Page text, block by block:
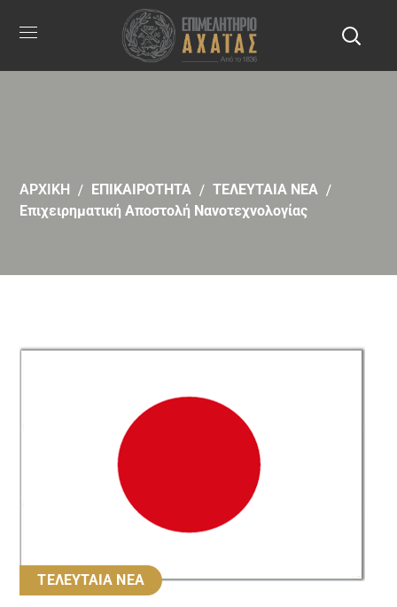
ΑΡΧΙΚΗ ΕΠΙΚΑΙΡΟΤΗΤΑ
ΤΕΛΕΥΤΑΙΑ ΝΕΑ
Επιχειρηματική Αποστολή Νανοτεχνολογίας
ΤΕΛΕΥΤΑΙΑ ΝΕΑ